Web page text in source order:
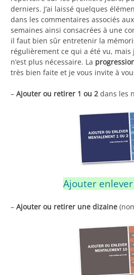
derniers. J’ai laissé quelques
dans les commentaires associés
semaines ainsi consacrées à une
il faut bien sûr entretenir la
régulièrement ce qui a été vu,
n’est plus nécessaire. La
très bien faite et je vous invite à
– Ajouter ou retirer 1 ou 2 dans les
Ajouter
– Ajouter ou retirer une dizaine